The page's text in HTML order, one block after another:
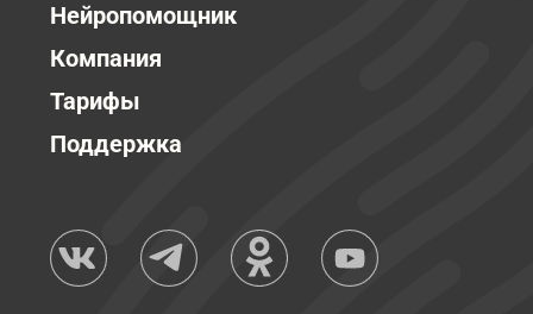
Нейропомощник
Компания
Тарифы
Поддержка